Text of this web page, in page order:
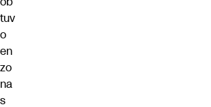
tuv
o
en
zo
na
s